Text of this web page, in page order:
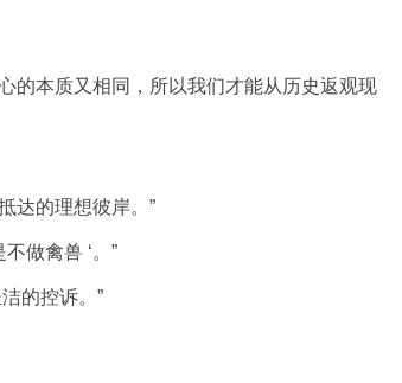
的本质又相同，所以我们才能从历史返观现
达的理想彼岸。”
做禽兽 ‘。”
的控诉。”